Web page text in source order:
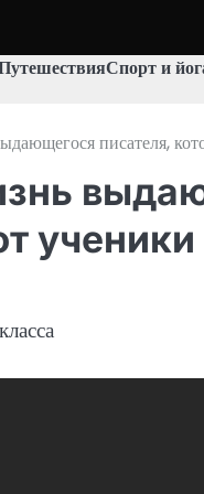
Спорт и
писателя,
ученики